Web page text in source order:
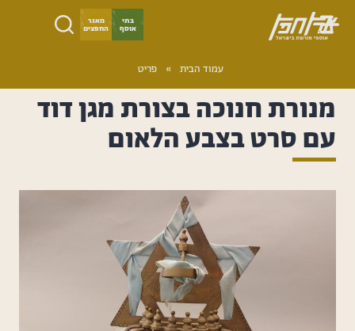
דילוג
לתוכן
בתי
אוסף
מאגר
החפצים
עמוד הבית ­­» פריט
מנורת חנוכה בצורת מגן דוד
עם סרט בצבע הלאום